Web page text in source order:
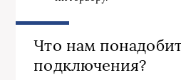
Что нам
подключения?